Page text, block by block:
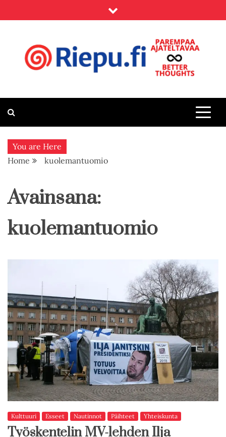
to
Riepu.fi
You are Here
Home
kuolemantuomio
Avainsana:
kuolemantuomio
Kulttuuri Esseet Nautinnot Päihteet Yhteiskunta
Työskentelin MV-lehden Ilja